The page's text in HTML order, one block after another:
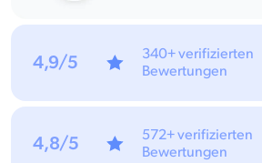
4,9/5
340+ verifizierten
Bewertungen
4,8/5
572+ verifizierten
Bewertungen